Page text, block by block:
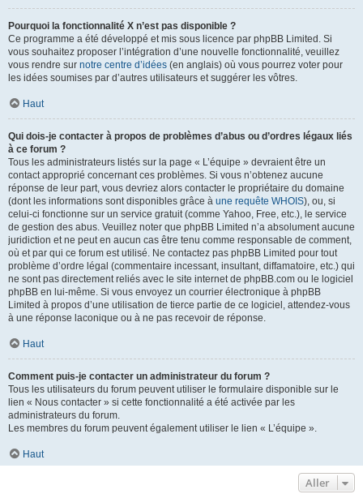
Pourquoi la fonctionnalité X n’est pas disponible ?
Ce programme a été développé et mis sous licence par phpBB Limited. Si
vous souhaitez proposer l’intégration d’une nouvelle fonctionnalité, veuillez
vous rendre sur notre centre d’idées (en anglais) où vous pourrez voter pour
les idées soumises par d’autres utilisateurs et suggérer les vôtres.
Haut
Qui dois-je contacter à propos de problèmes d’abus ou d’ordres légaux liés
à ce forum ?
Tous les administrateurs listés sur la page « L’équipe » devraient être un
contact approprié concernant ces problèmes. Si vous n’obtenez aucune
réponse de leur part, vous devriez alors contacter le propriétaire du domaine
(dont les informations sont disponibles grâce à une requête WHOIS), ou, si
celui-ci fonctionne sur un service gratuit (comme Yahoo, Free, etc.), le service
de gestion des abus. Veuillez noter que phpBB Limited n’a absolument aucune
juridiction et ne peut en aucun cas être tenu comme responsable de comment,
où et par qui ce forum est utilisé. Ne contactez pas phpBB Limited pour tout
problème d’ordre légal (commentaire incessant, insultant, diffamatoire, etc.) qui
ne sont pas directement reliés avec le site internet de phpBB.com ou le logiciel
phpBB en lui-même. Si vous envoyez un courrier électronique à phpBB
Limited à propos d’une utilisation de tierce partie de ce logiciel, attendez-vous
à une réponse laconique ou à ne pas recevoir de réponse.
Haut
Comment puis-je contacter un administrateur du forum ?
Tous les utilisateurs du forum peuvent utiliser le formulaire disponible sur le
lien « Nous contacter » si cette fonctionnalité a été activée par les
administrateurs du forum.
Les membres du forum peuvent également utiliser le lien « L’équipe ».
Haut
Aller